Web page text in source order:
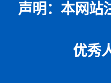
声明：本网站
优秀人才